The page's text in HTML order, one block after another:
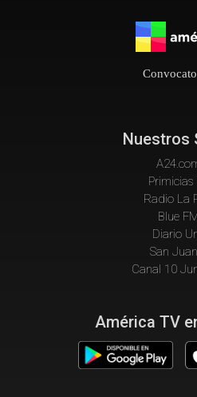
Nuestros
Primicias
Radio La
Blue
Diario
San
Canal 10
América TV